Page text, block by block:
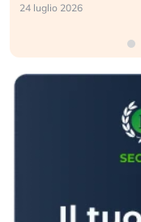
17 luglio 2026